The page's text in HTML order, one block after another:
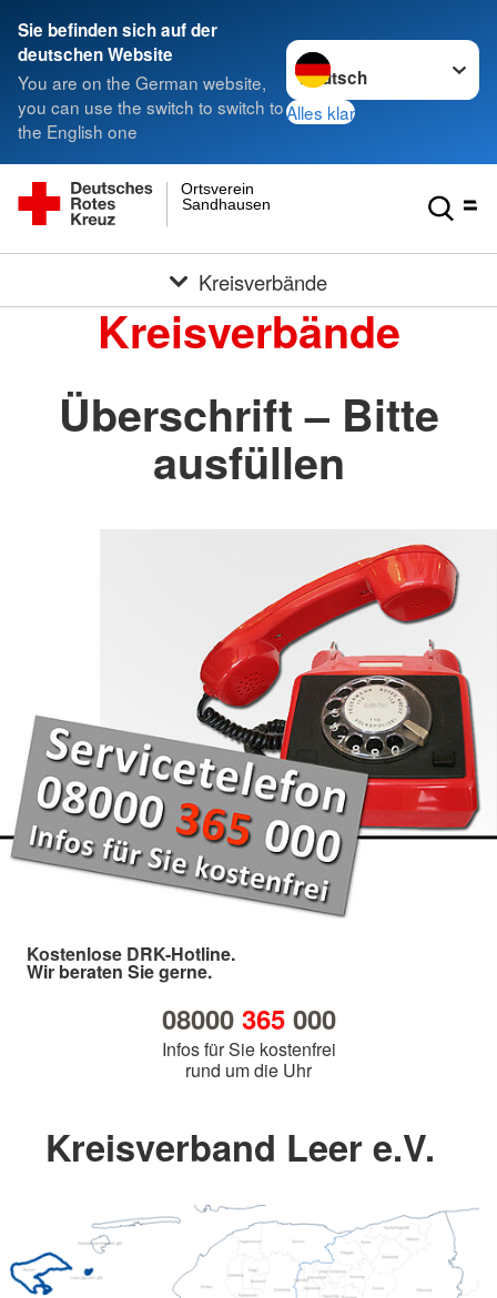
Sie befinden sich auf der
deutschen Website
You are on the German website,
you can use the switch to switch to
the English one
Sprache wechseln zu
Alles klar
Sandhausen
Ortsverein
Kreisverbände
Kreisverbände
Überschrift – Bitte
ausfüllen
Kostenlose DRK-Hotline.
Wir beraten Sie gerne.
08000 365000
Infos für Sie kostenfrei
rund um die Uhr
Kreisverband Leer e.V.